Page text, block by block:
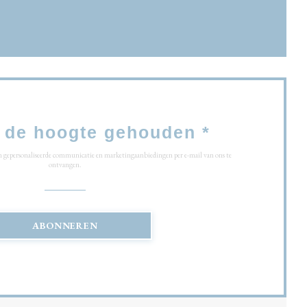
venster))
hoogte gehouden *
communicatie en marketingaanbiedingen per e-mail van ons te
ontvangen.
ABONNEREN